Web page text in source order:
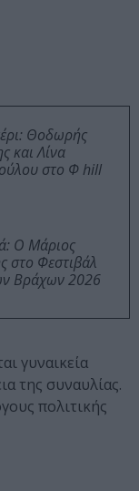
Θοδωρής
και Λίνα
στο Φ hill
Ο Μάριος
στο Φεστιβάλ
Βράχων 2026
γυναικεία
της συναυλίας.
πολιτικής